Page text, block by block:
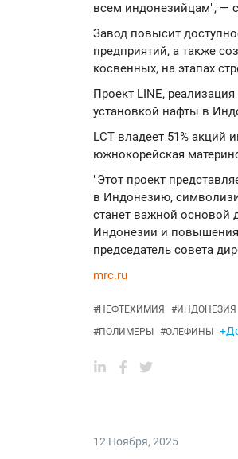
всем индонезийцам", —
Завод повысит
предприятий, а также
косвенных, на этапах
Проект LINE, реализация
установкой нафты в
LCT владеет 51% акций
южнокорейская
"Этот проект
в Индонезию,
станет важной основой
Индонезии и повышения
председатель совета
mrc.ru
#НЕФТЕХИМИЯ #ИНДОНЕЗИЯ
#ПОЛИМЕРЫ #ОЛЕФИНЫ
12 Ноября, 2025